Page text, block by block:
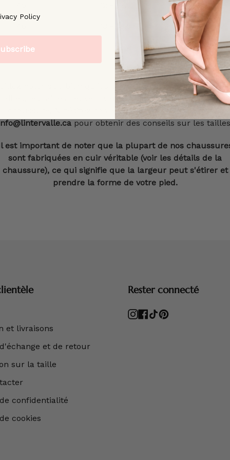
11.5 - 12
12.5 - 13
noter que bien qu'il s'agisse de notre guide officiel
tailles, les tailles peuvent varier en fonction du style de la
chaussure. N'hésitez pas à nous contacter à l'adresse
pour obtenir des conseils sur les
est important de noter que la plupart de nos
sont fabriquées en cuir véritable (voir les détails de la
chaussure), ce qui signifie que la largeur peut s'étirer et
prendre la forme de votre pied.
et livraisons
et de retour
sur la taille
confidentialité
cookies
Rester connecté
Instagram
Facebook
TikTokPinterest
to our [Privacy Policy]
Policy